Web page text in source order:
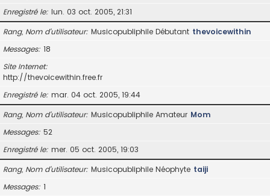
Enregistré le lun. 03 oct. 2005, 21:31
Rang, Nom d’utilisateur Musicopubliphile Débutant thevoicewithin
Messages 18
Site Internet
http://thevoicewithin.free.fr
Enregistré le mar. 04 oct. 2005, 19:44
Rang, Nom d’utilisateur Musicopubliphile Amateur Mom
Messages 52
Enregistré le mer. 05 oct. 2005, 19:03
Rang, Nom d’utilisateur Musicopubliphile Néophyte taiji
Messages 1